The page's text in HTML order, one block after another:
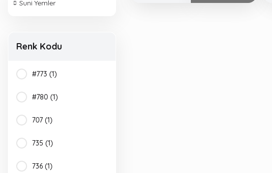
Suni Yemler
Renk Kodu
#773 (1)
#780 (1)
707 (1)
735 (1)
736 (1)